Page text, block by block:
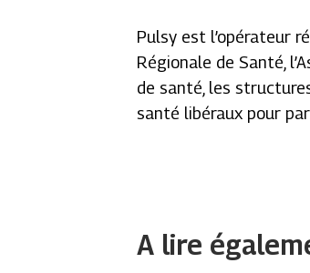
Pulsy est l’opérateur
Régionale de Santé,
de santé, les
santé libéraux pour
A lire